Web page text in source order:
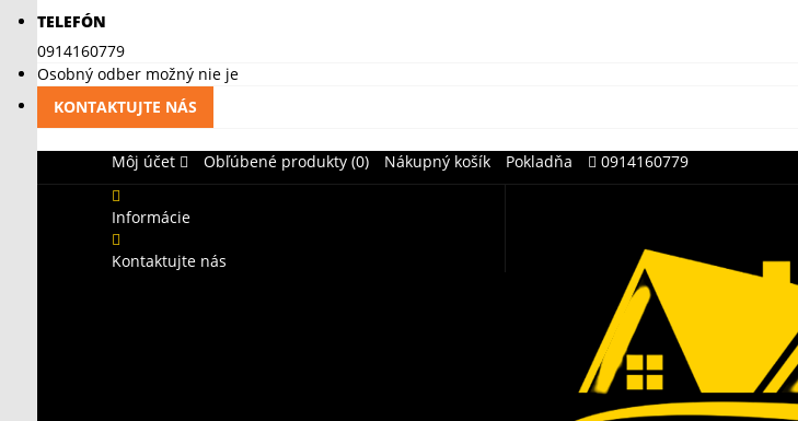
TELEFÓN
0914160779
Osobný odber možný nie je
KONTAKTUJTE NÁS
Môj účet Obľúbené produkty (0) Nákupný košík Pokladňa 0914160779
Informácie
Kontaktujte nás